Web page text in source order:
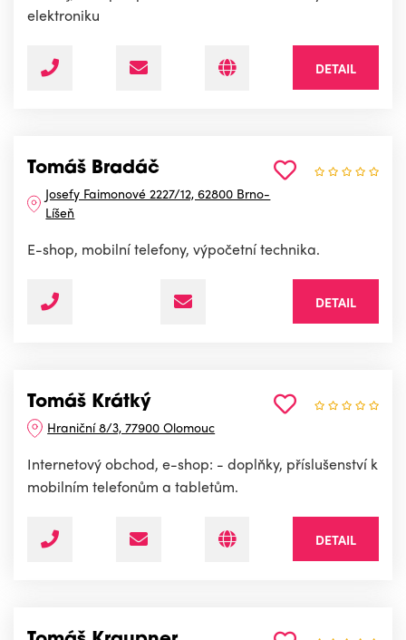
elektroniku
DETAIL
Tomáš Bradáč
Josefy Faimonové 2227/12, 62800 Brno-
Líšeň
E-shop, mobilní telefony, výpočetní technika.
DETAIL
Tomáš Krátký
Hraniční 8/3, 77900 Olomouc
Internetový obchod, e-shop: - doplňky, příslušenství k
mobilním telefonům a tabletům.
DETAIL